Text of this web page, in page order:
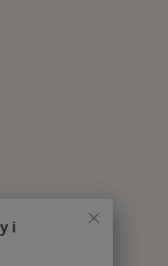
leczone
i